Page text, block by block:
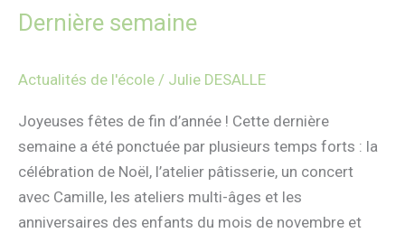
Dernière semaine
Actualités de l'école / Julie DESALLE
Joyeuses fêtes de fin d’année ! Cette dernière
semaine a été ponctuée par plusieurs temps forts : la
célébration de Noël, l’atelier pâtisserie, un concert
avec Camille, les ateliers multi-âges et les
anniversaires des enfants du mois de novembre et